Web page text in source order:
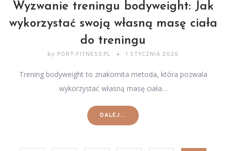
Wyzwanie treningu bodyweight: Jak
wykorzystać swoją własną masę ciała
do treningu
by PORT-FITNESS.PL 1 STYCZNIA 2020
Trening bodyweight to znakomita metoda, która pozwala
wykorzystać własną masę ciała…
DALEJ...